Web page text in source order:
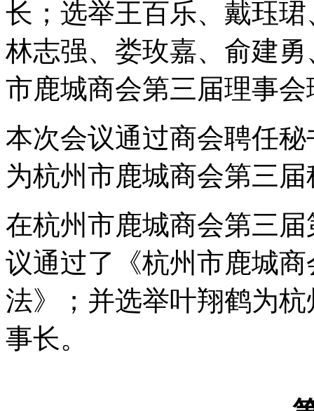
长；选举王百乐、戴珏
林志强、娄玫嘉、俞建
市鹿城商会第三届理事
本次会议通过商会聘任
为杭州市鹿城商会第三
在杭州市鹿城商会第三
议通过了《杭州市鹿城
法》；并选举叶翔鹤为
事长。